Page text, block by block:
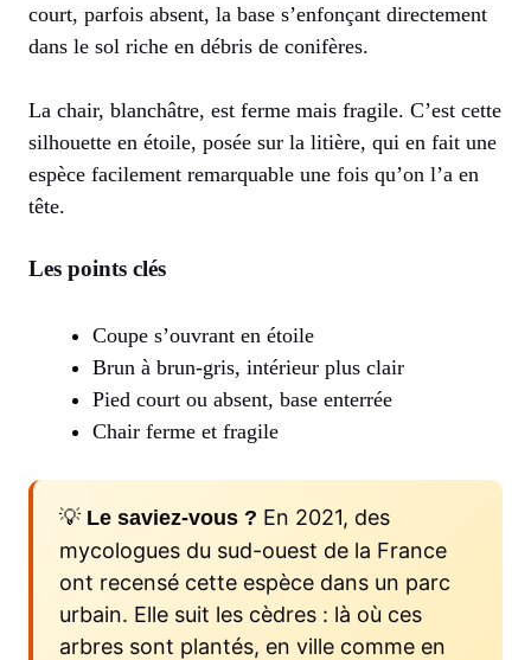
court, parfois absent, la base s’enfonçant directement
dans le sol riche en débris de conifères.
La chair, blanchâtre, est ferme mais fragile. C’est cette
silhouette en étoile, posée sur la litière, qui en fait une
espèce facilement remarquable une fois qu’on l’a en
tête.
Les points clés
Coupe s’ouvrant en étoile
Brun à brun-gris, intérieur plus clair
Pied court ou absent, base enterrée
Chair ferme et fragile
💡 Le saviez-vous ? En 2021, des
mycologues du sud-ouest de la France
ont recensé cette espèce dans un parc
urbain. Elle suit les cèdres : là où ces
arbres sont plantés, en ville comme en